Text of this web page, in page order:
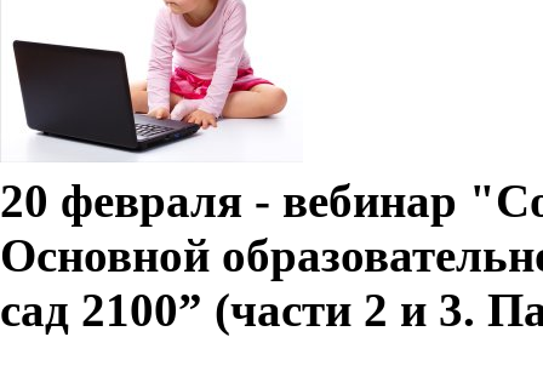
20 февраля - вебинар
Основной
сад 2100” (части 2 и 3.